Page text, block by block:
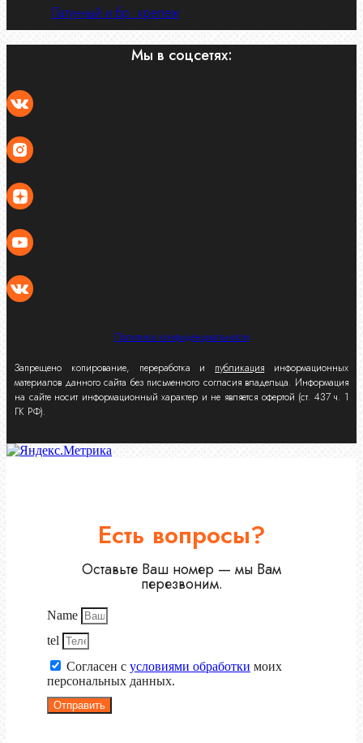
Латунный и бр. крепеж
Мы в соцсетях:
Политика конфиденциальности
Запрещено копирование, переработка и публикация информационных
материалов данного сайта без письменного согласия владельца. Информация
на сайте носит информационный характер и не является офертой (ст. 437 ч. 1
ГК РФ).
Есть вопросы?
Оставьте Ваш номер — мы Вам
перезвоним.
Name
tel
Согласен с условиями обработки моих
персональных данных.
Отправить